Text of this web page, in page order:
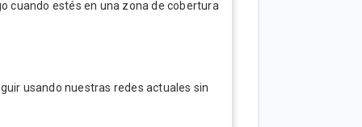
cuando estés en una zona de cobertura
usando nuestras redes actuales sin